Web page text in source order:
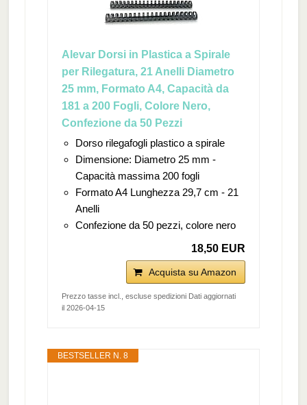
Alevar Dorsi in Plastica a Spirale
per Rilegatura, 21 Anelli Diametro
25 mm, Formato A4, Capacità da
181 a 200 Fogli, Colore Nero,
Confezione da 50 Pezzi
Dorso rilegafogli plastico a spirale
Dimensione: Diametro 25 mm -
Capacità massima 200 fogli
Formato A4 Lunghezza 29,7 cm - 21
Anelli
Confezione da 50 pezzi, colore nero
18,50 EUR
Acquista su Amazon
Prezzo tasse incl., escluse spedizioni Dati aggiornati
il 2026-04-15
BESTSELLER N. 8